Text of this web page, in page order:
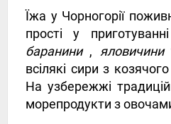
Їжа у Чорногорії
прості у
баранини, яловичини
всілякі сири з
На узбережжі
морепродукти з